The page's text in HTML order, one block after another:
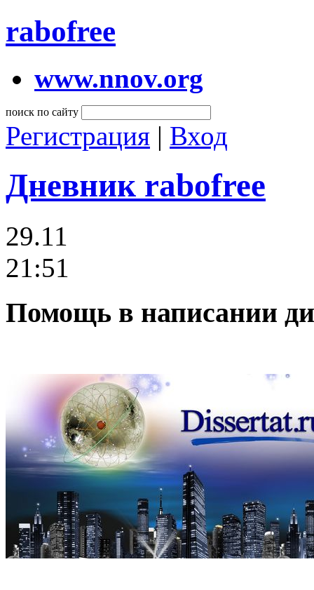
rabofree
www.nnov.org
поиск по сайту
Регистрация | Вход
Дневник rabofree
29.11
21:51
Помощь в написании